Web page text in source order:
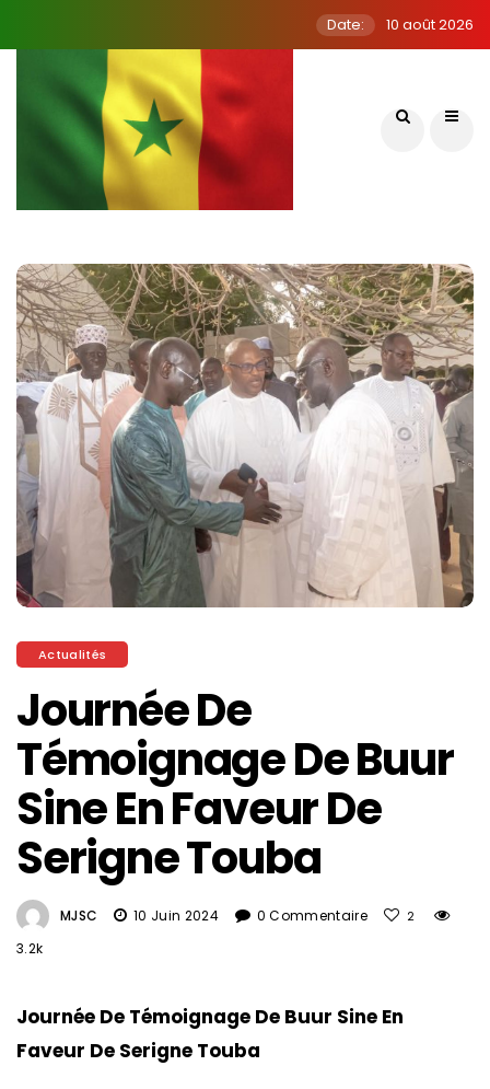
Date: 10 août 2026
Actualités
Journée De
Témoignage De Buur
Sine En Faveur De
Serigne Touba
MJSC 10 Juin 2024 0 Commentaire 2
3.2k
Journée De Témoignage De Buur Sine En
Faveur De Serigne Touba